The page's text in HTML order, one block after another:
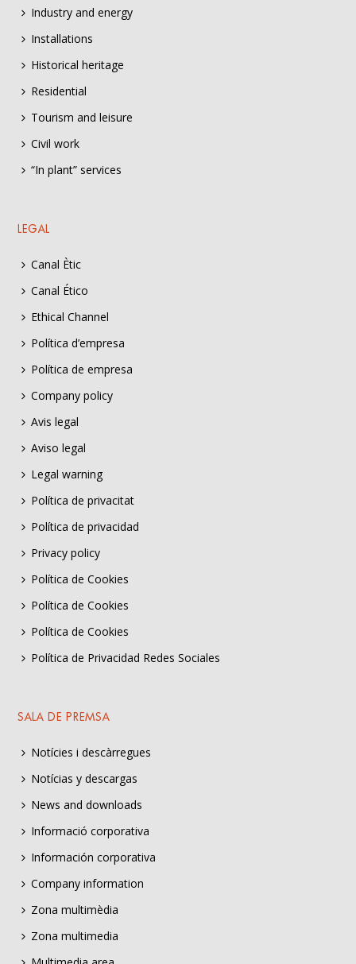
Industry and energy
Installations
Historical heritage
Residential
Tourism and leisure
Civil work
“In plant” services
LEGAL
Canal Ètic
Canal Ético
Ethical Channel
Política d’empresa
Política de empresa
Company policy
Avis legal
Aviso legal
Legal warning
Política de privacitat
Política de privacidad
Privacy policy
Política de Cookies
Política de Cookies
Política de Cookies
Política de Privacidad Redes Sociales
SALA DE PREMSA
Notícies i descàrregues
Notícias y descargas
News and downloads
Informació corporativa
Información corporativa
Company information
Zona multimèdia
Zona multimedia